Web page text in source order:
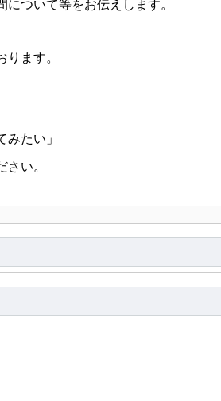
ついて等をお伝えします。
ます。
たい」
い。